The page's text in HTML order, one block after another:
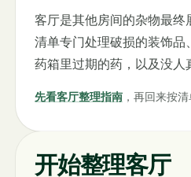
客厅是其他房间的杂物最
清单专门处理破损的装饰
药箱里过期的药，以及没人
先看客厅整理指南 ，再回来按清
开始整理客厅